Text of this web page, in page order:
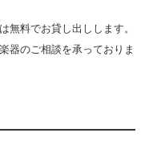
無料でお貸し出しします。
器のご相談を承っておりま